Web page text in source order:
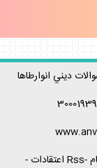
ديني انوارطاها
30001939
-Rss اعتقادات
-